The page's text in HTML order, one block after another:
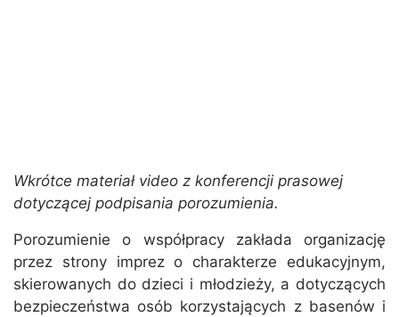
Wkrótce materiał video z konferencji prasowej
dotyczącej podpisania porozumienia.
Porozumienie o współpracy zakłada organizację
przez strony imprez o charakterze edukacyjnym,
skierowanych do dzieci i młodzieży, a dotyczących
bezpieczeństwa osób korzystających z basenów i